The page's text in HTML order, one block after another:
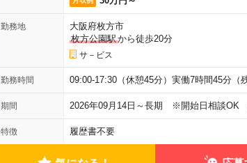
勤務地
大阪府枚方市
枚方公園駅から徒歩20分
サ－ビス
勤務時間 09:00-17:30（休憩45分）実働7時間45分（
期間 2026年09月14日～長期 ※開始日相談OK
特徴 履歴書不要